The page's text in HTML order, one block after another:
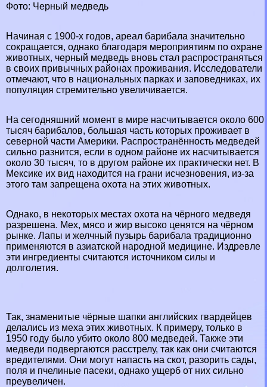
Фото: Черный медведь
Начиная с 1900-х годов, ареал барибала значительно
сокращается, однако благодаря мероприятиям по охране
животных, черный медведь вновь стал распространяться
в своих привычных районах проживания. Исследователи
отмечают, что в национальных парках и заповедниках, их
популяция стремительно увеличивается.
На сегодняшний момент в мире насчитывается около 600
тысяч барибалов, большая часть которых проживает в
северной части Америки. Распространённость медведей
сильно разнится, если в одном районе их насчитывается
около 30 тысяч, то в другом районе их пpaктически нет. В
Мексике их вид находится на грани исчезновения, из-за
этого там запрещена охота на этих животных.
Однако, в некоторых местах охота на чёрного медведя
разрешена. Мех, мясо и жир высоко ценятся на чёрном
рынке. Лапы и желчный пузырь барибала традиционно
применяются в азиатской народной медицине. Издревле
эти ингредиенты считаются источником силы и
долголетия.
Так, знаменитые чёрные шапки английских гвардейцев
делались из меха этих животных. К примеру, только в
1950 году было убито около 800 медведей. Также эти
медведи подвергаются расстрелу, так как они считаются
вредителями. Они могут напасть на скот, разорить сады,
поля и пчелиные пасеки, однако ущерб от них сильно
преувеличен.